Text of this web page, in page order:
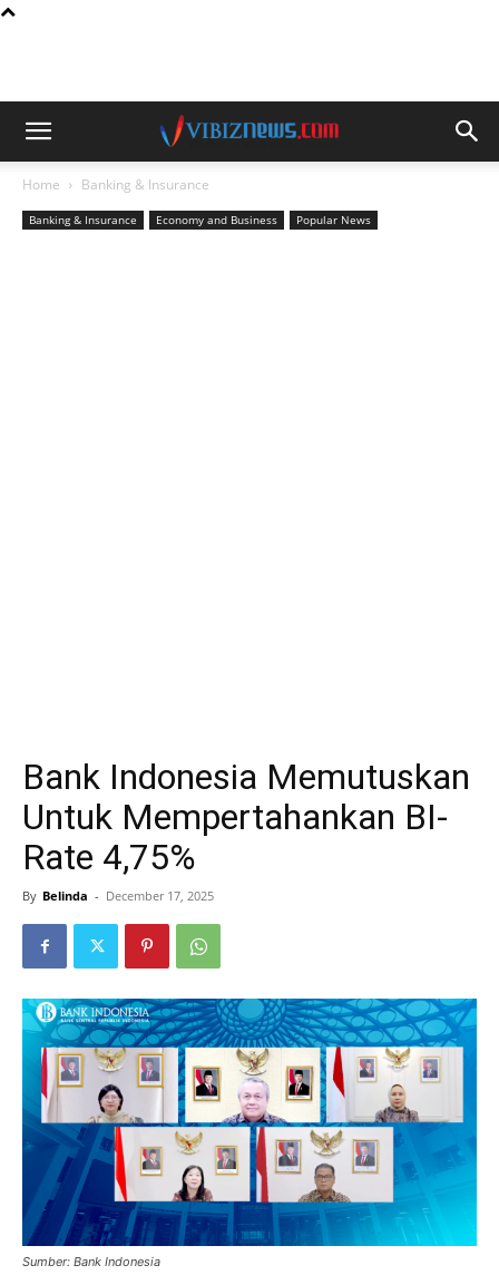
Home Banking & Insurance
Banking & Insurance Economy and Business Popular News
Bank Indonesia Memutuskan
Untuk Mempertahankan BI-
Rate 4,75%
By Belinda - December 17, 2025
Sumber: Bank Indonesia